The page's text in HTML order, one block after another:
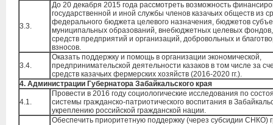
3.3.
До 20 декабря 2015 года рассмотреть возможность
государственной и иной службы членов казачьих обществ из
федерального бюджета целевого назначения, бюджетов
муниципальных образований, внебюджетных целевых
средств предприятий и организаций, добровольных и
взносов.
3.4.
Оказать поддержку и помощь в организации экономической,
предпринимательской деятельности казаков в том числе за
средств казачьих фермерских хозяйств (2016-2020 гг.).
4. Администрации Губернатора Забайкальского края
4.1.
Провести в 2016 году социологические исследования по
системы гражданско-патриотического воспитания в
укреплению российской гражданской нации.
Обеспечить приоритетную поддержку (через субсидии СНКО)